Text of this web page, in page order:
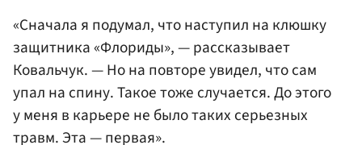
«Сначала я подумал, что наступил на клюшку
защитника «Флориды», — рассказывает
Ковальчук. — Но на повторе увидел, что сам
упал на спину. Такое тоже случается. До этого
у меня в карьере не было таких серьезных
травм. Эта — первая».